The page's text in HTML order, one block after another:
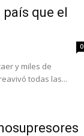
que el
0
y miles de
todas las...